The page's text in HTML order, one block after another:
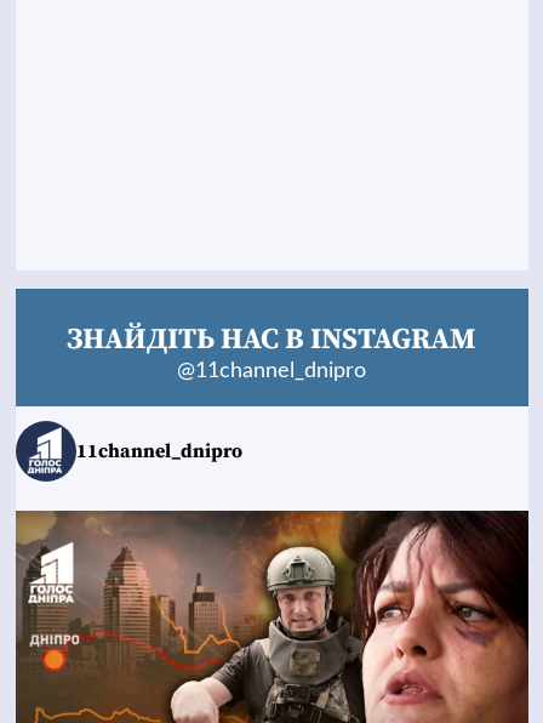
ЗНАЙДІТЬ НАС В INSTAGRAM
@11channel_dnipro
11channel_dnipro